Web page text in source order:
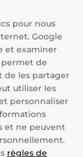
pour nous
Google
et examiner
permet de
de les partager
utiliser les
personnaliser
et ne peuvent
règles de